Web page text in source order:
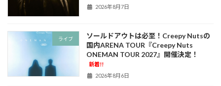
2026年8月7日
ライブ
ソールドアウトは必至！Creepy Nutsの
国内ARENA TOUR『Creepy Nuts
ONEMAN TOUR 2027』開催決定！
新着!!
2026年8月6日